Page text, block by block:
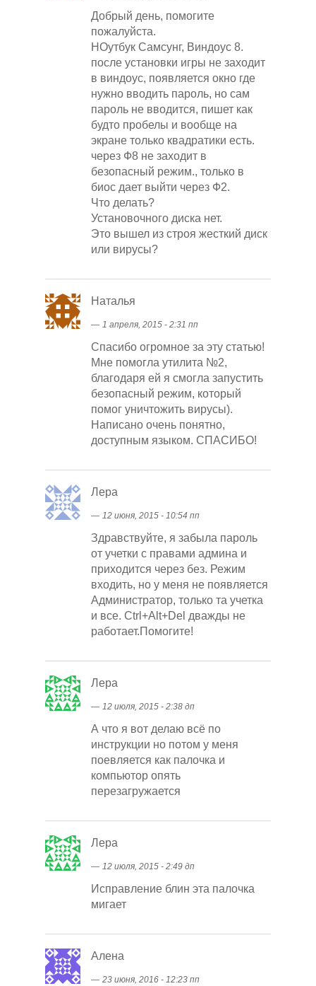
Добрый день, помогите
пожалуйста.
НОутбук Самсунг, Виндоус 8.
после установки игры не заходит
в виндоус, появляется окно где
нужно вводить пароль, но сам
пароль не вводится, пишет как
будто пробелы и вообще на
экране только квадратики есть.
через Ф8 не заходит в
безопасный режим., только в
биос дает выйти через Ф2.
Что делать?
Установочного диска нет.
Это вышел из строя жесткий диск
или вирусы?
Наталья
― 1 апреля, 2015 - 2:31 пп
Спасибо огромное за эту статью!
Мне помогла утилита №2,
благодаря ей я смогла запустить
безопасный режим, который
помог уничтожить вирусы).
Написано очень понятно,
доступным языком. СПАСИБО!
Лера
― 12 июня, 2015 - 10:54 пп
Здравствуйте, я забыла пароль
от учетки с правами админа и
приходится через без. Режим
входить, но у меня не появляется
Администратор, только та учетка
и все. Ctrl+Alt+Del дважды не
работает.Помогите!
Лера
― 12 июля, 2015 - 2:38 дп
А что я вот делаю всё по
инструкции но потом у меня
поевляется как палочка и
компьютор опять
перезагружается
Лера
― 12 июля, 2015 - 2:49 дп
Исправление блин эта палочка
мигает
Алена
― 23 июня, 2016 - 12:23 пп